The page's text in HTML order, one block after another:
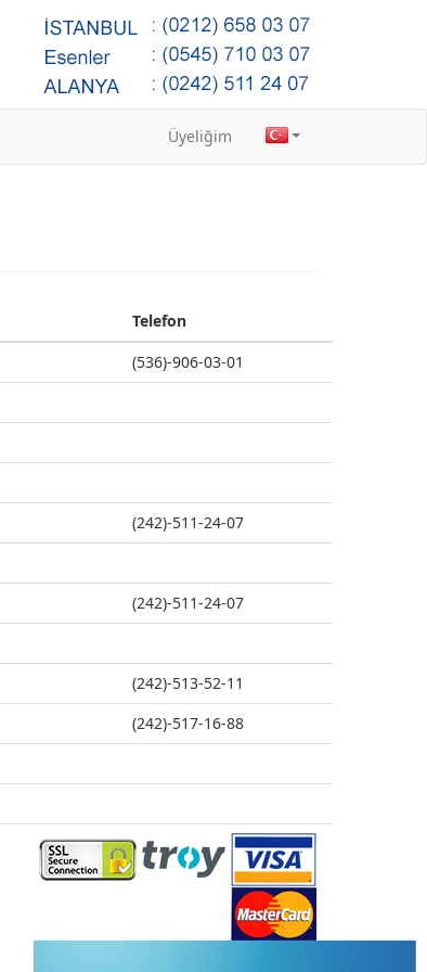
Üyeliğim
Telefon
Telefon
(536)-906-03-01
(242)-511-24-07
(242)-511-24-07
(242)-513-52-11
(242)-517-16-88